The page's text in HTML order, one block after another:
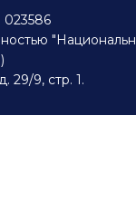
29/9, стр. 1.